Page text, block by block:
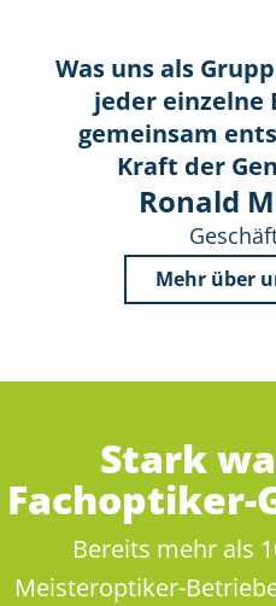
Was uns als
jeder einzelne
gemeinsam
Kraft der
Ronald
Mehr über
Stark
Fachoptiker-
Bereits mehr als
Meisteroptiker-